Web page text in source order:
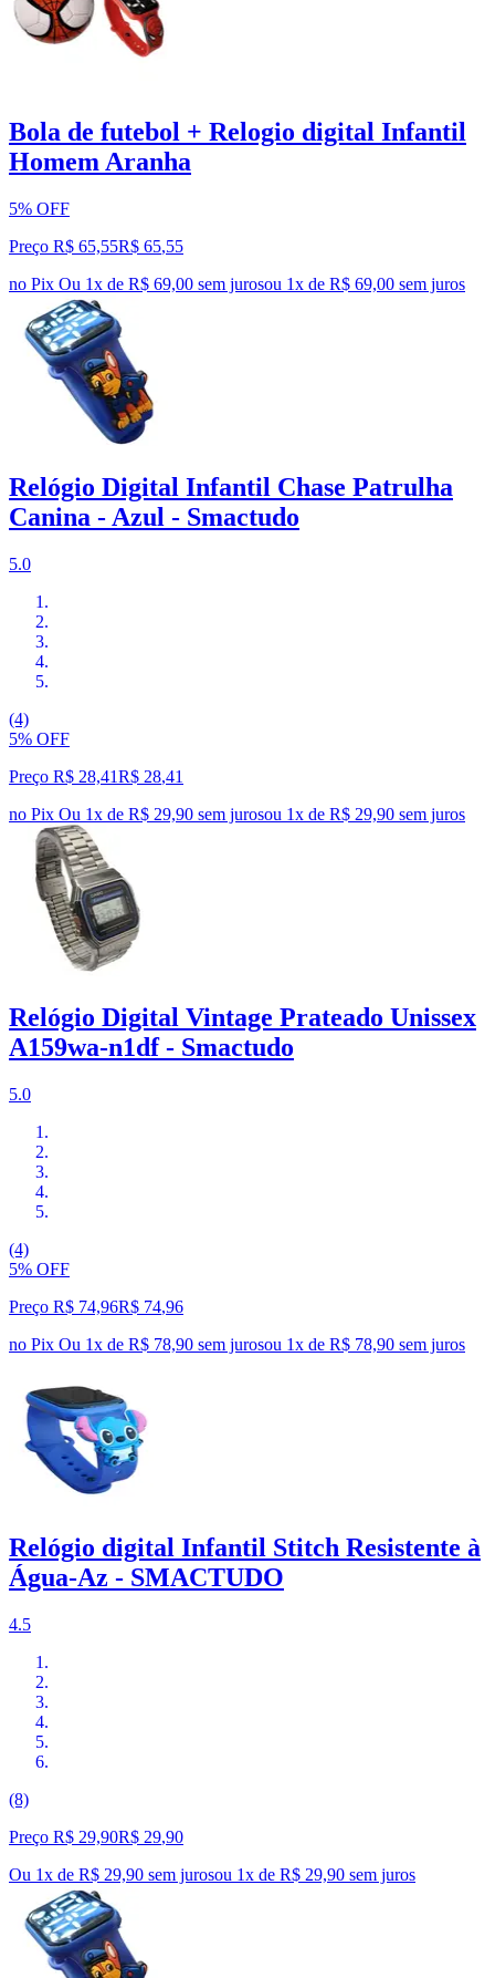
Bola de futebol + Relogio digital Infantil
Homem Aranha
5% OFF
Preço R$ 65,55R$ 65,55
no Pix Ou 1x de R$ 69,00 sem jurosou 1x de R$ 69,00 sem juros
Relógio Digital Infantil Chase Patrulha
Canina - Azul - Smactudo
5.0
(4)
5% OFF
Preço R$ 28,41R$ 28,41
no Pix Ou 1x de R$ 29,90 sem jurosou 1x de R$ 29,90 sem juros
Relógio Digital Vintage Prateado Unissex
A159wa-n1df - Smactudo
5.0
(4)
5% OFF
Preço R$ 74,96R$ 74,96
no Pix Ou 1x de R$ 78,90 sem jurosou 1x de R$ 78,90 sem juros
Relógio digital Infantil Stitch Resistente à
Água-Az - SMACTUDO
4.5
(8)
Preço R$ 29,90R$ 29,90
Ou 1x de R$ 29,90 sem jurosou 1x de R$ 29,90 sem juros